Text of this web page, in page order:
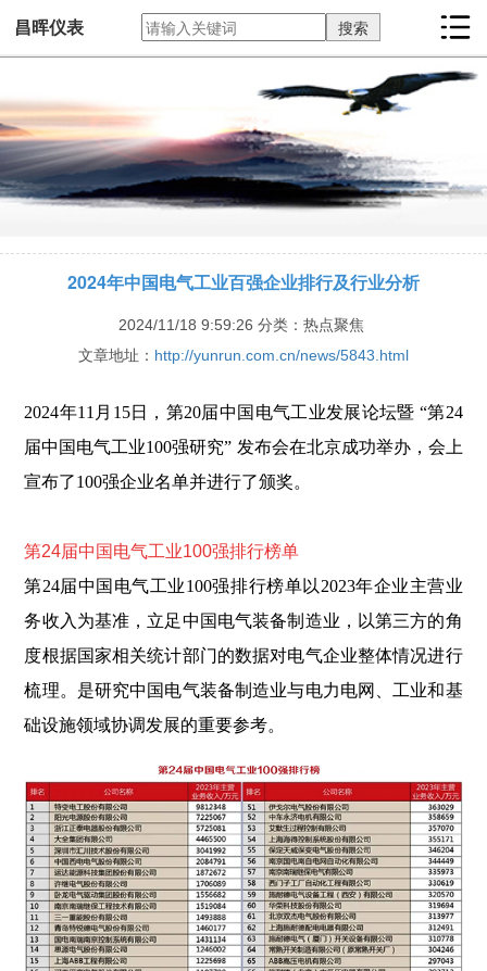
昌晖仪表
2024年中国电气工业百强企业排行及行业分析
2024/11/18 9:59:26 分类：热点聚焦
文章地址： http://yunrun.com.cn/news/5843.html
2024年11月15日，第20届中国电气工业发展论坛暨 “第24
届中国电气工业100强研究” 发布会在北京成功举办，会上
宣布了100强企业名单并进行了颁奖。
第24届中国电气工业100强排行榜单
第24届中国电气工业100强排行榜单以2023年企业主营业
务收入为基准，立足中国电气装备制造业，以第三方的角
度根据国家相关统计部门的数据对电气企业整体情况进行
梳理。是研究中国电气装备制造业与电力电网、工业和基
础设施领域协调发展的重要参考。